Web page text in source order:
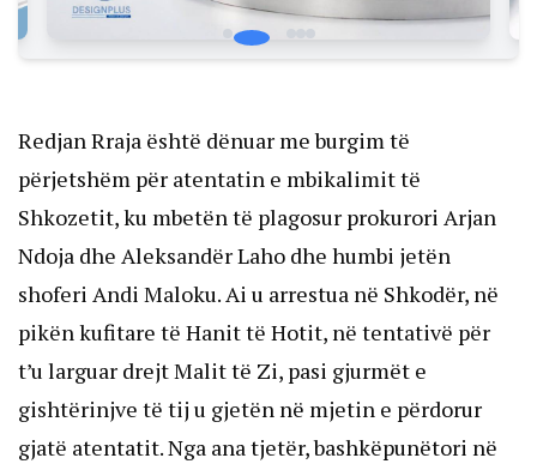
Redjan Rraja është dënuar me burgim të
përjetshëm për atentatin e mbikalimit të
Shkozetit, ku mbetën të plagosur prokurori Arjan
Ndoja dhe Aleksandër Laho dhe humbi jetën
shoferi Andi Maloku. Ai u arrestua në Shkodër, në
pikën kufitare të Hanit të Hotit, në tentativë për
t’u larguar drejt Malit të Zi, pasi gjurmët e
gishtërinjve të tij u gjetën në mjetin e përdorur
gjatë atentatit. Nga ana tjetër, bashkëpunëtori në